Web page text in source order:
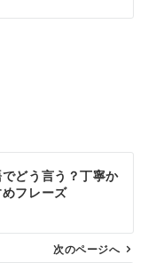
でどう言う？丁寧か
フレーズ
次のページへ